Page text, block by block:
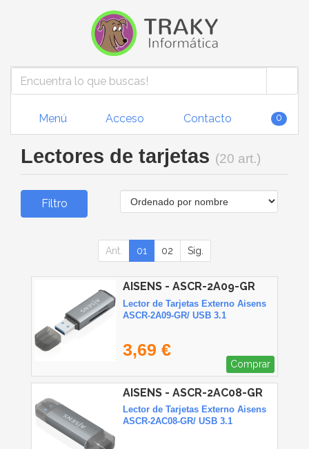
Menú Acceso Contacto 0
Lectores de tarjetas (20 art.)
Filtro
Ant. 01 02 Sig.
AISENS - ASCR-2A09-GR
Lector de Tarjetas Externo Aisens
ASCR-2A09-GR/ USB 3.1
3,69 €
Comprar
AISENS - ASCR-2AC08-GR
Lector de Tarjetas Externo Aisens
ASCR-2AC08-GR/ USB 3.1